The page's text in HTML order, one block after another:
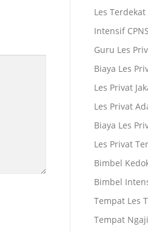
Les Terdekat
Intensif CPNS
Guru Les
Biaya Les
Les Privat
Les Privat
Biaya Les
Les Privat
Bimbel
Bimbel
Tempat Les
Tempat